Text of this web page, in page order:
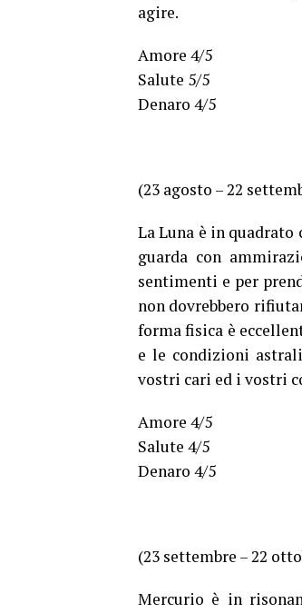
agire.
Amore 4/5
Salute 5/5
Denaro 4/5
(23 agosto – 22
La Luna è in
guarda con
sentimenti e per
non dovrebbero
forma fisica è
e le condizioni
vostri cari ed i vostri
Amore 4/5
Salute 4/5
Denaro 4/5
(23 settembre – 22
Mercurio è in